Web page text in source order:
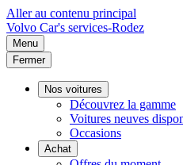
Aller au contenu principal
Volvo Car's services-Rodez
Menu
Fermer
Nos voitures
Découvrez la gamme
Voitures neuves
Occasions
Achat